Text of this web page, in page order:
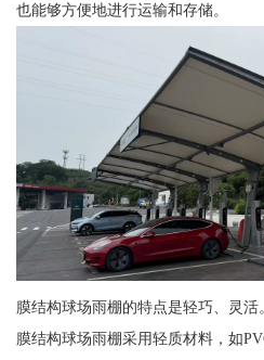
也能够方便地进行运输和存储。
膜结构球场雨棚的特点是轻巧、灵活。
膜结构球场雨棚采用轻质材料，如